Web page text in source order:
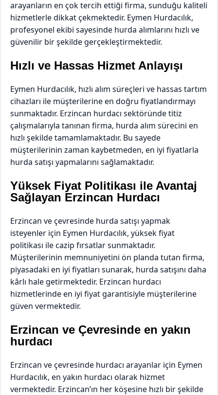
arayanların en çok tercih ettiği firma, sunduğu kaliteli
hizmetlerle dikkat çekmektedir. Eymen Hurdacılık,
profesyonel ekibi sayesinde hurda alımlarını hızlı ve
güvenilir bir şekilde gerçekleştirmektedir.
Hızlı ve Hassas Hizmet Anlayışı
Eymen Hurdacılık, hızlı alım süreçleri ve hassas tartım
cihazları ile müşterilerine en doğru fiyatlandırmayı
sunmaktadır. Erzincan hurdacı sektöründe titiz
çalışmalarıyla tanınan firma, hurda alım sürecini en
hızlı şekilde tamamlamaktadır. Bu sayede
müşterilerinin zaman kaybetmeden, en iyi fiyatlarla
hurda satışı yapmalarını sağlamaktadır.
Yüksek Fiyat Politikası ile Avantaj
Sağlayan Erzincan Hurdacı
Erzincan ve çevresinde hurda satışı yapmak
isteyenler için Eymen Hurdacılık, yüksek fiyat
politikası ile cazip fırsatlar sunmaktadır.
Müşterilerinin memnuniyetini ön planda tutan firma,
piyasadaki en iyi fiyatları sunarak, hurda satışını daha
kârlı hale getirmektedir. Erzincan hurdacı
hizmetlerinde en iyi fiyat garantisiyle müşterilerine
güven vermektedir.
Erzincan ve Çevresinde en yakın
hurdacı
Erzincan ve çevresinde hurdacı arayanlar için Eymen
Hurdacılık, en yakın hurdacı olarak hizmet
vermektedir. Erzincan’ın her köşesine hızlı bir şekilde